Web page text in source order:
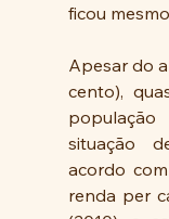
ficou
Apesar do
cento),
situação
acordo
renda per